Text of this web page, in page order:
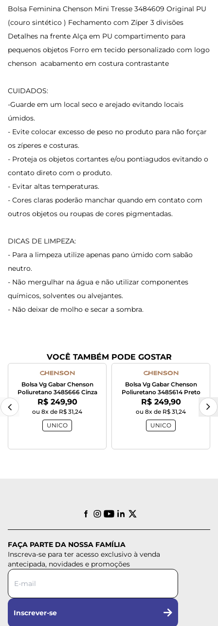
Bolsa Feminina Chenson Mini Tresse 3484609 Original PU
(couro sintético ) Fechamento com Zíper 3 divisões
Detalhes na frente Alça em PU compartimento para
pequenos objetos Forro em tecido personalizado com logo
chenson acabamento em costura contrastante
CUIDADOS:
-Guarde em um local seco e arejado evitando locais
úmidos.
- Evite colocar excesso de peso no produto para não forçar
os zíperes e costuras.
- Proteja os objetos cortantes e/ou pontiagudos evitando o
contato direto com o produto.
- Evitar altas temperaturas.
- Cores claras poderão manchar quando em contato com
outros objetos ou roupas de cores pigmentadas.
DICAS DE LIMPEZA:
- Para a limpeza utilize apenas pano úmido com sabão
neutro.
- Não mergulhar na água e não utilizar componentes
químicos, solventes ou alvejantes.
- Não deixar de molho e secar a sombra.
VOCÊ TAMBÉM PODE GOSTAR
Bolsa Vg Gabar Chenson
Poliuretano 3485666 Cinza
Por:
R$ 249,90
ou 8x de R$ 31,24
UNICO
Bolsa Vg Gabar Chenson
Poliuretano 3485614 Preto
Por:
R$ 249,90
ou 8x de R$ 31,24
UNICO
FAÇA PARTE DA NOSSA FAMÍLIA
Inscreva-se para ter acesso exclusivo à venda
antecipada, novidades e promoções
Inscrever-se